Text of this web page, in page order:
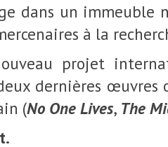
dans un immeuble
à la
projet
dernières œuvres
(No One Lives, The